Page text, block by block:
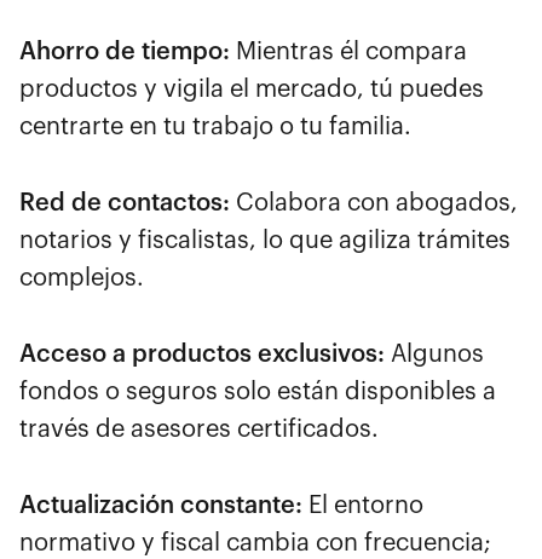
Ahorro de tiempo: Mientras él compara
productos y vigila el mercado, tú puedes
centrarte en tu trabajo o tu familia.
Red de contactos: Colabora con abogados,
notarios y fiscalistas, lo que agiliza trámites
complejos.
Acceso a productos exclusivos: Algunos
fondos o seguros solo están disponibles a
través de asesores certificados.
Actualización constante: El entorno
normativo y fiscal cambia con frecuencia;